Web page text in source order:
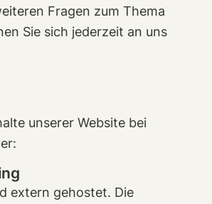
Fragen zum Thema
Sie sich jederzeit an uns
unserer Website bei
extern gehostet. Die